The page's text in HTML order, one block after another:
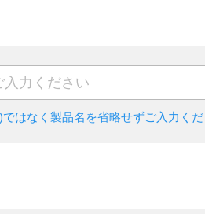
はなく 製品名を省略せずご入力くだ